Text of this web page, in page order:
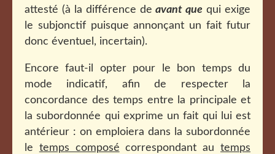
attesté (à la différence deavant que qui exige
le subjonctif puisque annonçant un fait futur
donc éventuel, incertain).
Encore faut-il opter pour le bon temps du
mode indicatif, afin de respecter la
concordance des temps entre la principale et
la subordonnée qui exprime un fait qui lui est
antérieur : on emploiera dans la subordonnée
le temps composé correspondant autemps